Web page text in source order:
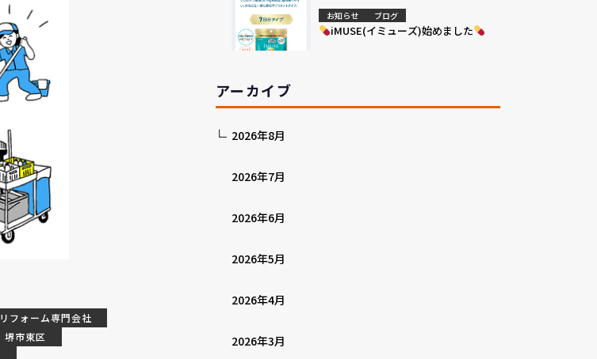
リフォーム専門会社
堺市東区
お知らせ ブログ
iMUSE(イミューズ)始めました
アーカイブ
2026年8月
2026年7月
2026年6月
2026年5月
2026年4月
2026年3月